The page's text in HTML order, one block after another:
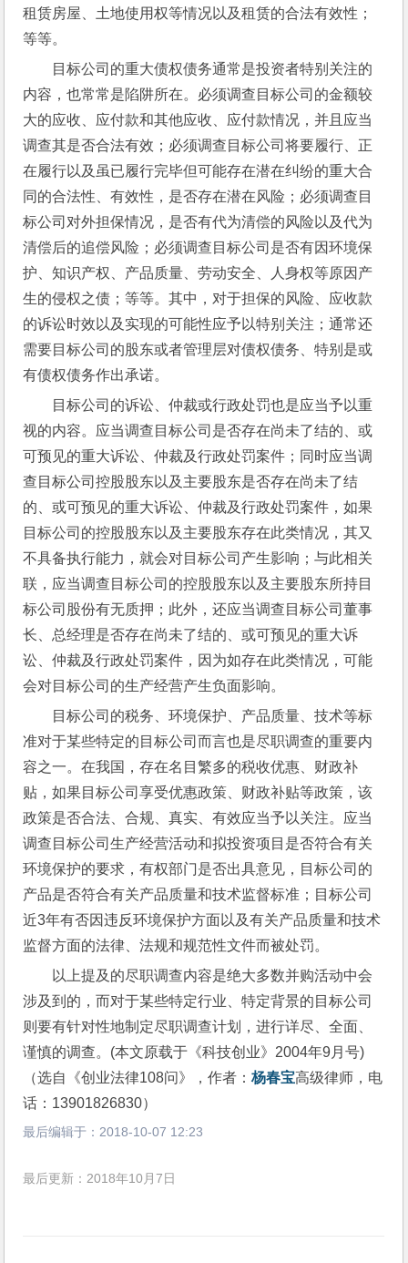
租赁房屋、土地使用权等情况以及租赁的合法有效性；
等等。
目标公司的重大债权债务通常是投资者特别关注的
内容，也常常是陷阱所在。必须调查目标公司的金额较
大的应收、应付款和其他应收、应付款情况，并且应当
调查其是否合法有效；必须调查目标公司将要履行、正
在履行以及虽已履行完毕但可能存在潜在纠纷的重大合
同的合法性、有效性，是否存在潜在风险；必须调查目
标公司对外担保情况，是否有代为清偿的风险以及代为
清偿后的追偿风险；必须调查目标公司是否有因环境保
护、知识产权、产品质量、劳动安全、人身权等原因产
生的侵权之债；等等。其中，对于担保的风险、应收款
的诉讼时效以及实现的可能性应予以特别关注；通常还
需要目标公司的股东或者管理层对债权债务、特别是或
有债权债务作出承诺。
目标公司的诉讼、仲裁或行政处罚也是应当予以重
视的内容。应当调查目标公司是否存在尚未了结的、或
可预见的重大诉讼、仲裁及行政处罚案件；同时应当调
查目标公司控股股东以及主要股东是否存在尚未了结
的、或可预见的重大诉讼、仲裁及行政处罚案件，如果
目标公司的控股股东以及主要股东存在此类情况，其又
不具备执行能力，就会对目标公司产生影响；与此相关
联，应当调查目标公司的控股股东以及主要股东所持目
标公司股份有无质押；此外，还应当调查目标公司董事
长、总经理是否存在尚未了结的、或可预见的重大诉
讼、仲裁及行政处罚案件，因为如存在此类情况，可能
会对目标公司的生产经营产生负面影响。
目标公司的税务、环境保护、产品质量、技术等标
准对于某些特定的目标公司而言也是尽职调查的重要内
容之一。在我国，存在名目繁多的税收优惠、财政补
贴，如果目标公司享受优惠政策、财政补贴等政策，该
政策是否合法、合规、真实、有效应当予以关注。应当
调查目标公司生产经营活动和拟投资项目是否符合有关
环境保护的要求，有权部门是否出具意见，目标公司的
产品是否符合有关产品质量和技术监督标准；目标公司
近3年有否因违反环境保护方面以及有关产品质量和技术
监督方面的法律、法规和规范性文件而被处罚。
以上提及的尽职调查内容是绝大多数并购活动中会
涉及到的，而对于某些特定行业、特定背景的目标公司
则要有针对性地制定尽职调查计划，进行详尽、全面、
谨慎的调查。(本文原载于《科技创业》2004年9月号)
（选自《创业法律108问》，作者：杨春宝高级律师，电
话：13901826830）
最后编辑于： 2018-10-07 12:23
最后更新：2018年10月7日